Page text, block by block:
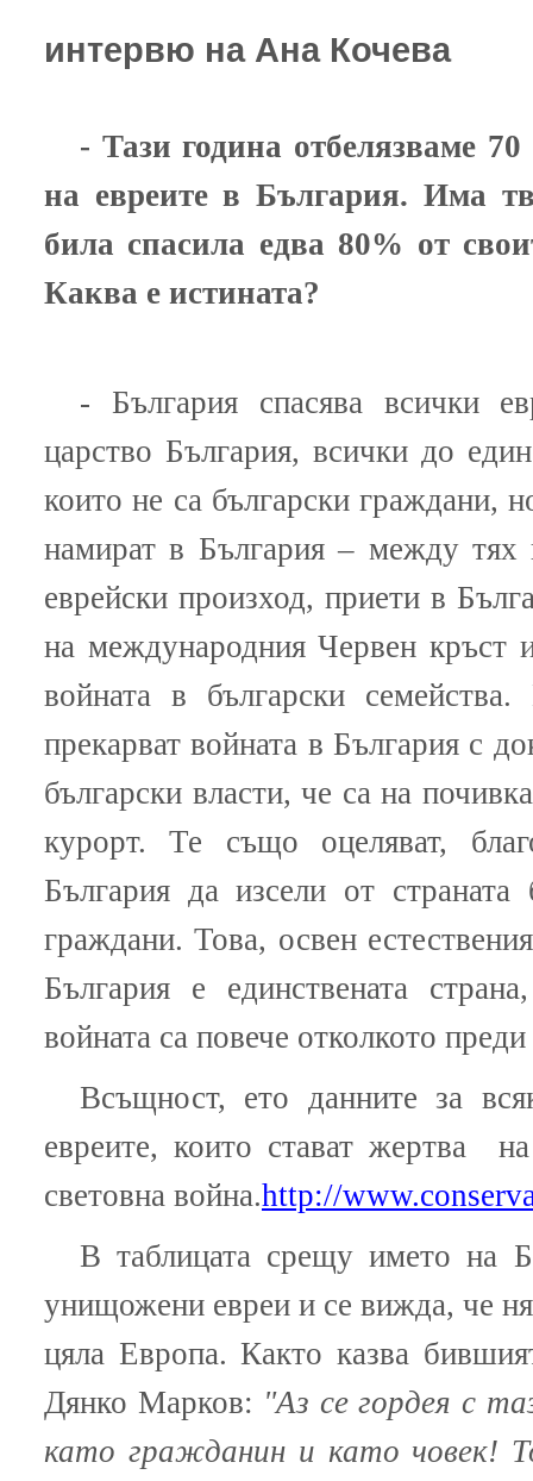
интервю на Ана Кочева
- Тази година отбелязваме
на евреите в България. Има
била спасила едва 80% от
Каква е истината?
- България спасява всички
царство България, всички до
които не са български граждани,
намират в България – между
еврейски произход, приети в
на международния Червен кръст
войната в български
прекарват войната в България с
български власти, че са на
курорт. Те също оцеляват,
България да изсели от
граждани. Това, освен
България е единствената
войната са повече отколкото
Всъщност, ето данните за
евреите, които стават жертва
световна война.http://
В таблицата срещу името на
унищожени евреи и се вижда, че
цяла Европа. Както казва
Дянко Марков: "Аз се гордея с
като гражданин и като човек!